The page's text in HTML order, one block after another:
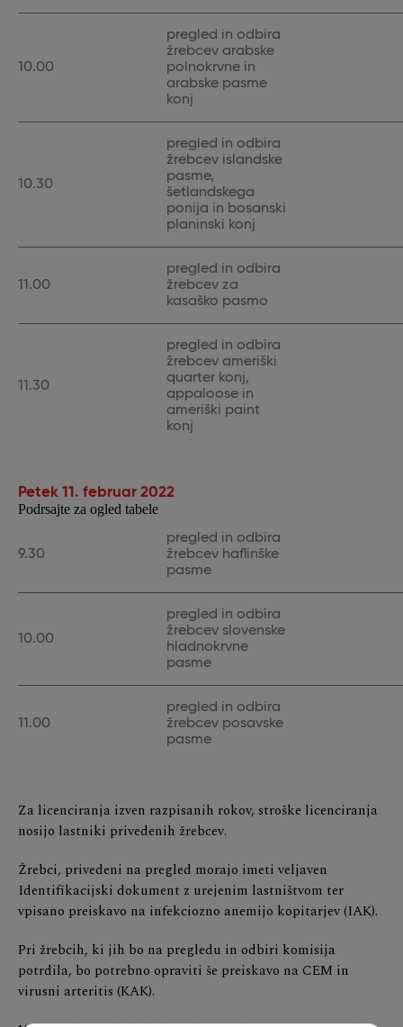
10.00
pregled in odbira
žrebcev arabske
polnokrvne in
arabske pasme
konj
10.30
pregled in odbira
žrebcev islandske
pasme,
šetlandskega
ponija in bosanski
planinski konj
11.00
pregled in odbira
žrebcev za
kasaško pasmo
11.30
pregled in odbira
žrebcev ameriški
quarter konj,
appaloose in
ameriški paint
konj
Petek 11. februar 2022
Podrsajte za ogled tabele
9.30
pregled in odbira
žrebcev haflinške
pasme
10.00
pregled in odbira
žrebcev slovenske
hladnokrvne
pasme
11.00
pregled in odbira
žrebcev posavske
pasme
Za licenciranja izven razpisanih rokov, stroške licenciranja
nosijo lastniki privedenih žrebcev.
Žrebci, privedeni na pregled morajo imeti veljaven
Identifikacijski dokument z urejenim lastništvom ter
vpisano preiskavo na infekciozno anemijo kopitarjev (IAK).
Pri žrebcih, ki jih bo na pregledu in odbiri komisija
potrdila, bo potrebno opraviti še preiskavo na CEM in
virusni arteritis (KAK).